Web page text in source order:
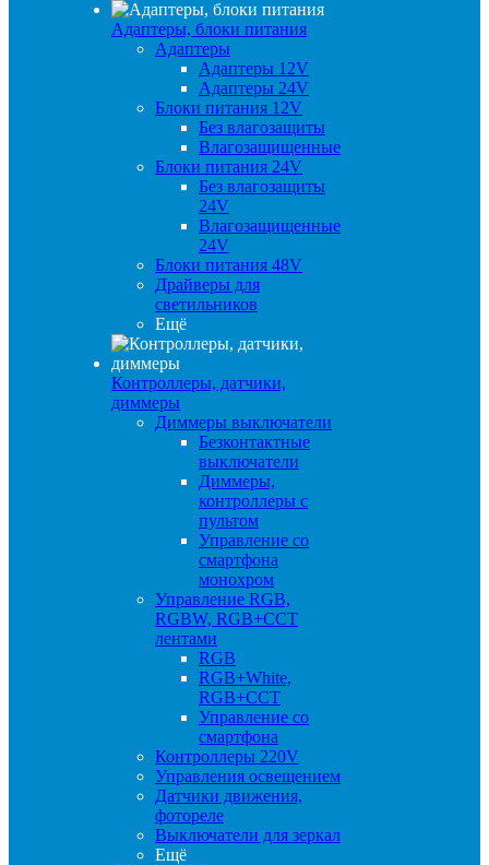
Адаптеры, блоки питания
Адаптеры
Адаптеры 12V
Адаптеры 24V
Блоки питания 12V
Без влагозащиты
Влагозащищенные
Блоки питания 24V
Без влагозащиты
24V
Влагозащищенные
24V
Блоки питания 48V
Драйверы для
светильников
Ещё
Контроллеры, датчики,
диммеры
Диммеры выключатели
Безконтактные
выключатели
Диммеры,
контроллеры с
пультом
Управление со
смартфона
монохром
Управление RGB,
RGBW, RGB+CCT
лентами
RGB
RGB+White,
RGB+CCT
Управление со
смартфона
Контроллеры 220V
Управления освещением
Датчики движения,
фотореле
Выключатели для зеркал
Ещё